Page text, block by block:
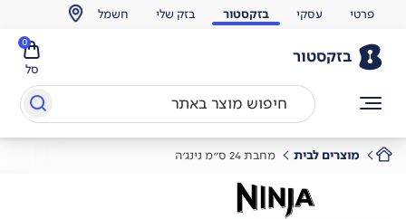
פרטי עסקי בזקסטור בזק שלי חשמל
בזקסטור
סל
0
מוצרים לבית מחבת 24 ס"מ נינג'ה